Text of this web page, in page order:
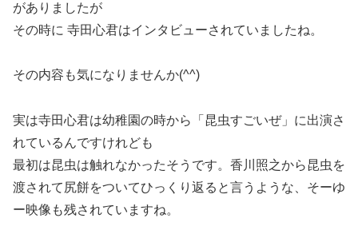
がありましたが
その時に 寺田心君はインタビューされていましたね。
その内容も気になりませんか(^^)
実は寺田心君は幼稚園の時から「昆虫すごいぜ」に出演さ
れているんですけれども
最初は昆虫は触れなかったそうです。香川照之から昆虫を
渡されて尻餅をついてひっくり返ると言うような、そーゆ
ー映像も残されていますね。